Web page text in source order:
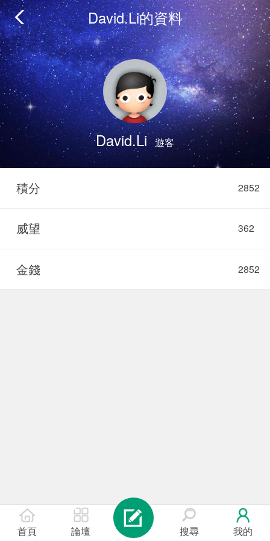
David.Li的資料
David.Li 遊客
2852
積分
362
威望
2852
金錢
首頁 論壇 搜尋 我的